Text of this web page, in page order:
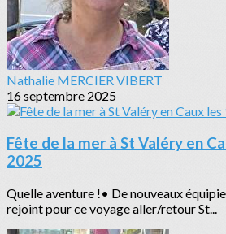
Nathalie MERCIER VIBERT
16 septembre 2025
Fête de la mer à St Valéry en
2025
Quelle aventure !• De nouveaux
rejoint pour ce voyage aller/retour St...